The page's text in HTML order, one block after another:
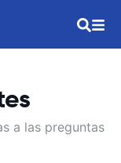
a las preguntas